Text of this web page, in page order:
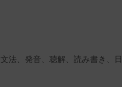
法、発音、聴解、読み書き、